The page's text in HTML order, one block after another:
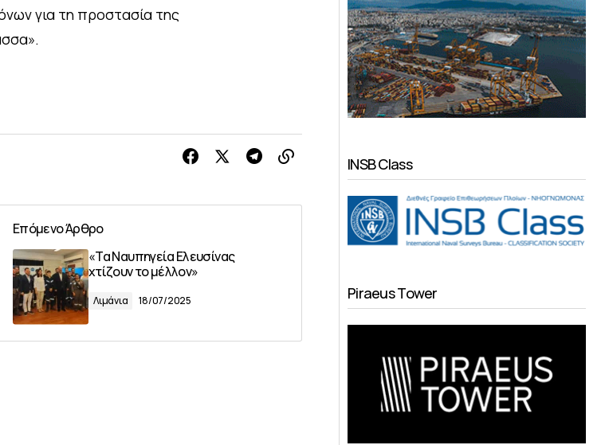
για τη προστασία της
Επόμενο Άρθρο
«Τα Ναυπηγεία Ελευσίνας
χτίζουν το μέλλον»
Λιμάνια 18/07/2025
INSB Class
Piraeus Tower